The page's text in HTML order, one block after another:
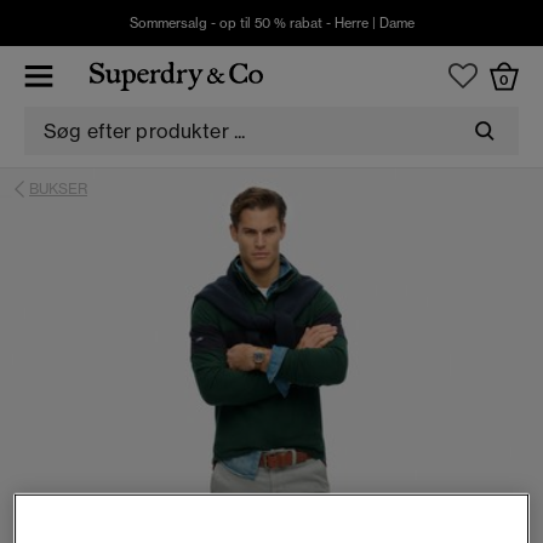
Sommersalg - op til 50 % rabat - Herre| Dame
0
BUKSER